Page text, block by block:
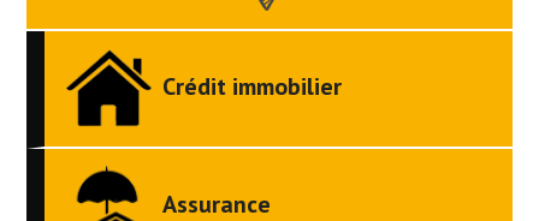
Crédit immobilier
Assurance